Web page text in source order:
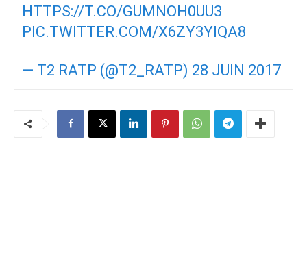
HTTPS://T.CO/GUMNOH0UU3
PIC.TWITTER.COM/X6ZY3YIQA8
— T2 RATP (@T2_RATP) 28 JUIN 2017